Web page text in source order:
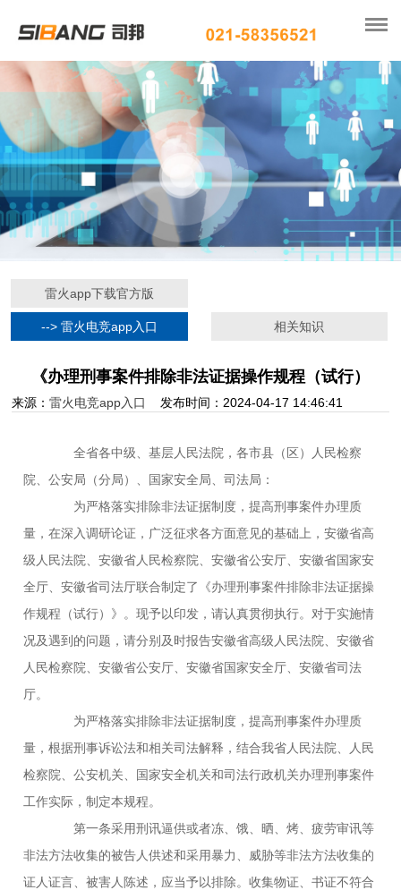
雷火app下载官方版
--> 雷火电竞app入口 相关知识
《办理刑事案件排除非法证据操作规程（试行）
来源：雷火电竞app入口 发布时间：2024-04-17 14:46:41
全省各中级、基层人民法院，各市县（区）人民检察
院、公安局（分局）、国家安全局、司法局：
为严格落实排除非法证据制度，提高刑事案件办理质
量，在深入调研论证，广泛征求各方面意见的基础上，安徽省高
级人民法院、安徽省人民检察院、安徽省公安厅、安徽省国家安
全厅、安徽省司法厅联合制定了《办理刑事案件排除非法证据操
作规程（试行）》。现予以印发，请认真贯彻执行。对于实施情
况及遇到的问题，请分别及时报告安徽省高级人民法院、安徽省
人民检察院、安徽省公安厅、安徽省国家安全厅、安徽省司法
厅。
为严格落实排除非法证据制度，提高刑事案件办理质
量，根据刑事诉讼法和相关司法解释，结合我省人民法院、人民
检察院、公安机关、国家安全机关和司法行政机关办理刑事案件
工作实际，制定本规程。
第一条采用刑讯逼供或者冻、饿、晒、烤、疲劳审讯等
非法方法收集的被告人供述和采用暴力、威胁等非法方法收集的
证人证言、被害人陈述，应当予以排除。收集物证、书证不符合